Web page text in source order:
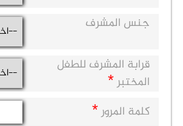
جنس المشرف
قرابة المشرف للطفل
المختبر*
كلمة المرور*